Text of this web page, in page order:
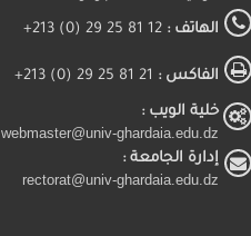
الهاتف :
الفاكس :
خلية الويب :
webmaster@univ-ghardaia.edu.dz
إدارة الجامعة :
rectorat@univ-ghardaia.edu.dz